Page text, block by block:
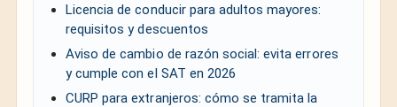
Licencia de conducir para adultos mayores:
requisitos y descuentos
Aviso de cambio de razón social: evita errores
y cumple con el SAT en 2026
CURP para extranjeros: cómo se tramita la